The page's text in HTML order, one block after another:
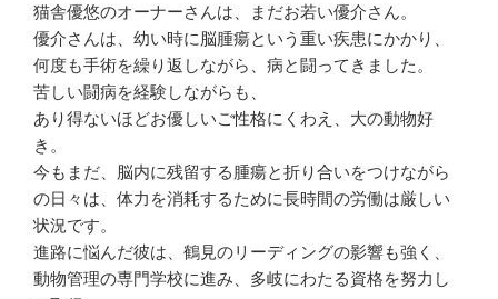
猫舎優悠のオーナーさんは、まだお若い優介さん。
優介さんは、幼い時に脳腫瘍という重い疾患にかかり、
何度も手術を繰り返しながら、病と闘ってきました。
苦しい闘病を経験しながらも、
あり得ないほどお優しいご性格にくわえ、大の動物好
き。
今もまだ、脳内に残留する腫瘍と折り合いをつけながら
の日々は、体力を消耗するために長時間の労働は厳しい
状況です。
進路に悩んだ彼は、鶴見のリーディングの影響も強く、
動物管理の専門学校に進み、多岐にわたる資格を努力し